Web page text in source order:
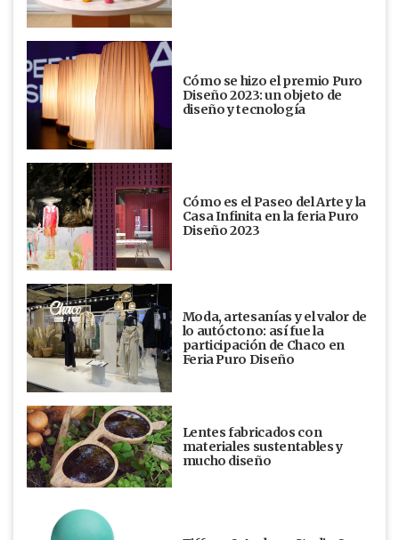
Cómo se hizo el premio Puro
Diseño 2023: un objeto de
diseño y tecnología
Cómo es el Paseo del Arte y la
Casa Infinita en la feria Puro
Diseño 2023
Moda, artesanías y el valor de
lo autóctono: así fue la
participación de Chaco en
Feria Puro Diseño
Lentes fabricados con
materiales sustentables y
mucho diseño